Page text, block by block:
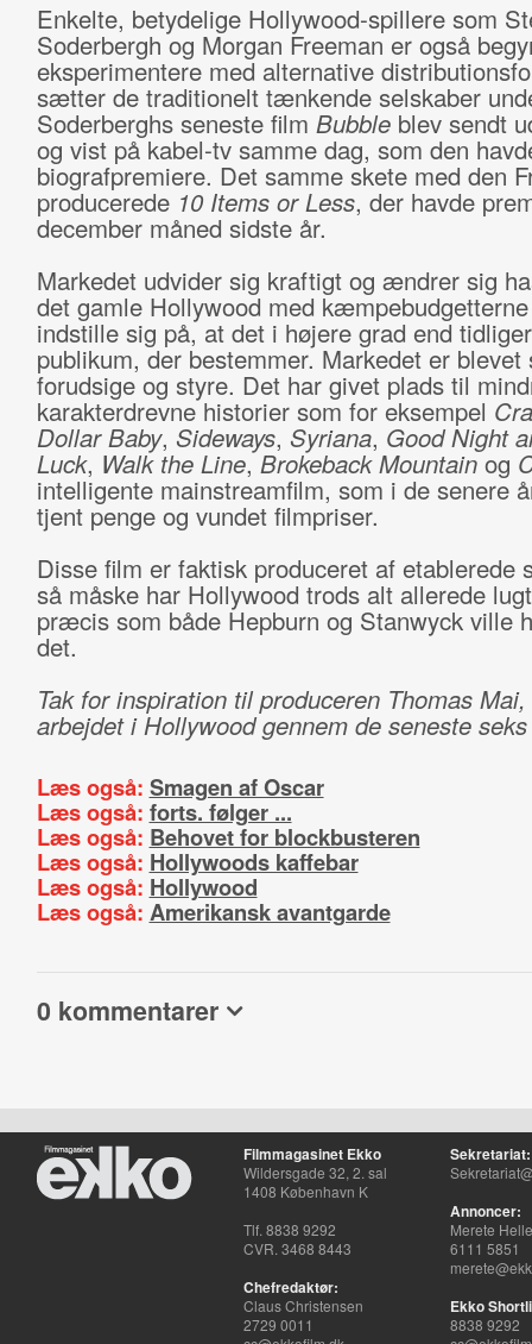
Enkelte, betydelige Hollywood-spillere som
Soderbergh og Morgan Freeman er også
eksperimentere med alternative
sætter de traditionelt tænkende selskaber
Soderberghs seneste film Bubbleblev sendt
og vist på kabel-tv samme dag, som den
biografpremiere. Det samme skete med den
producerede 10 Items or Less, der havde
december måned sidste år.
Markedet udvider sig kraftigt og ændrer sig
det gamle Hollywood med
indstille sig på, at det i højere grad end
publikum, der bestemmer. Markedet er
forudsige og styre. Det har givet plads til
karakterdrevne historier som for eksempel
Dollar Baby, Sideways, Syriana, Good Night
Luck, Walk the Line,Brokeback Mountainog
intelligente mainstreamfilm, som i de senere
tjent penge og vundet filmpriser.
Disse film er faktisk produceret af etablerede
så måske har Hollywood trods alt allerede
præcis som både Hepburn og Stanwyck ville
det.
Tak for inspiration til produceren Thomas
arbejdet i Hollywood gennem de seneste seks
Læs også: Smagen af Oscar
Læs også: forts. følger ...
Læs også: Behovet for blockbusteren
Læs også: Hollywoods kaffebar
Læs også: Hollywood
Læs også: Amerikansk avantgarde
0 kommentarer
Filmmagasinet Ekko
Wildersgade 32, 2. sal
1408 København K
Tlf. 8838 9292
CVR. 3468 8443
Chefredaktør:
Claus Christensen
2729 0011
Sekretariat:
Annoncer:
Merete
6111 5851
Ekko
8838 9292